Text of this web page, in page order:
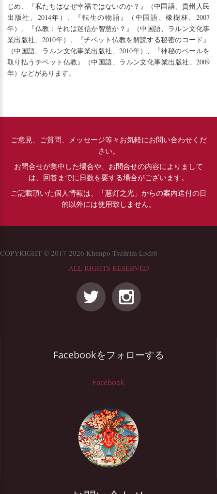
じめ、『私たちはなぜ幸福ではないのか？』（中国語、貴州人民
出版社、2014年）、『転生の物語』（中国語、橡樹林、2007
年）、『仏教：それは迷信か智慧か？』（中国語、ラルン文化事
業出版社、2010年）、『チベット仏教を解読する秘密のコード』
（中国語、ラルン文化事業出版社、2010年）、『神秘のベールを
取り払うチベット仏教』（中国語、ラルン文化事業出版社、2009
年）などがあります。
ご意見、ご質問、メッセージ等々お気軽にお問い合わせくだ
さい。
お問合せが集中した場合や、お問合せの内容によりまして
は、回答までに日数を要する場合がございます。
ご記載頂いた個人情報は、「慧灯之光」からの案内送付の目
的以外には使用致しません。
COPYRIGHT © 2017-2026 Khenpo Tsultrim Lodrö
ALL RIGHTS RESERVED
Facebookをフォローする
Facebook